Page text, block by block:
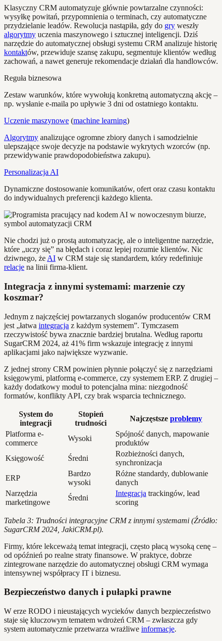
Klasyczny CRM automatyzuje głównie powtarzalne czynności:
wysyłkę powitań, przypomnienia o terminach, czy automatyczne
przydzielanie leadów. Rewolucja nastąpiła, gdy do gry weszły
algorytmy uczenia maszynowego i sztucznej inteligencji. Dziś
narzędzie do automatycznej obsługi systemu CRM analizuje historię
kontaktów, przewiduje szansę zakupu, segmentuje klientów według
zachowań, a nawet generuje rekomendacje działań dla handlowców.
Reguła biznesowa
Zestaw warunków, które wywołują konkretną automatyczną akcję –
np. wysłanie e-maila po upływie 3 dni od ostatniego kontaktu.
Uczenie maszynowe (machine learning)
Algorytmy analizujące ogromne zbiory danych i samodzielnie
ulepszające swoje decyzje na podstawie wykrytych wzorców (np.
przewidywanie prawdopodobieństwa zakupu).
Personalizacja AI
Dynamiczne dostosowanie komunikatów, ofert oraz czasu kontaktu
do indywidualnych preferencji każdego klienta.
Nie chodzi już o prostą automatyzację, ale o inteligentne narzędzie,
które „uczy się” na błędach i coraz lepiej rozumie klientów. Nic
dziwnego, że AI w CRM staje się standardem, który redefiniuje
relacje na linii firma-klient.
Integracja z innymi systemami: marzenie czy
koszmar?
Jednym z najczęściej powtarzanych sloganów producentów CRM
jest „łatwa integracja z każdym systemem”. Tymczasem
rzeczywistość bywa znacznie bardziej brutalna. Według raportu
SugarCRM 2024, aż 41% firm wskazuje integrację z innymi
aplikacjami jako największe wyzwanie.
Z jednej strony CRM powinien płynnie połączyć się z narzędziami
księgowymi, platformą e-commerce, czy systemem ERP. Z drugiej –
każdy dodatkowy moduł to potencjalna mina: niezgodność
formatów, konflikty API, czy brak wsparcia technicznego.
System do
integracji
Stopień
trudności
Najczęstsze problemy
Platforma e-
commerce
Wysoki
Spójność danych, mapowanie
produktów
Księgowość
Średni
Rozbieżności danych,
synchronizacja
ERP
Bardzo
wysoki
Różne standardy, dublowanie
danych
Narzędzia
marketingowe
Średni
Integracja trackingów, lead
scoring
Tabela 3: Trudności integracyjne CRM z innymi systemami (Źródło:
SugarCRM 2024, JakiCRM.pl).
Firmy, które lekceważą temat integracji, często płacą wysoką cenę –
od opóźnień po realne straty finansowe. W praktyce, dobrze
zintegrowane narzędzie do automatycznej obsługi CRM wymaga
intensywnej współpracy IT i biznesu.
Bezpieczeństwo danych i pułapki prawne
W erze RODO i nieustających wycieków danych bezpieczeństwo
staje się kluczowym tematem wdrożeń CRM – zwłaszcza gdy
system automatycznie przetwarza wrażliwe informacje.